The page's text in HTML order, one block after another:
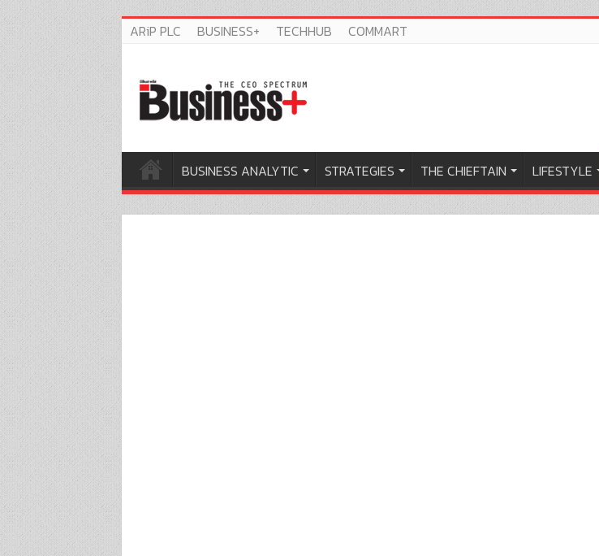
ARiP PLC BUSINESS+ TECHHUB COMMART
BUSINESS ANALYTIC STRATEGIES THE CHIEFTAIN LIFESTYLE